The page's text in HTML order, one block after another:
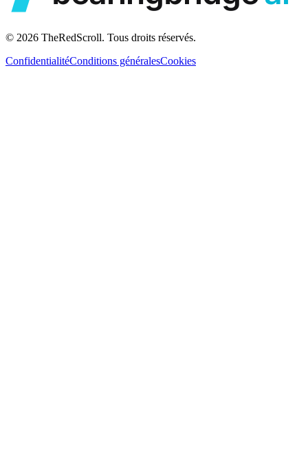
© 2026 TheRedScroll. Tous droits réservés.
ConfidentialitéConditions généralesCookies